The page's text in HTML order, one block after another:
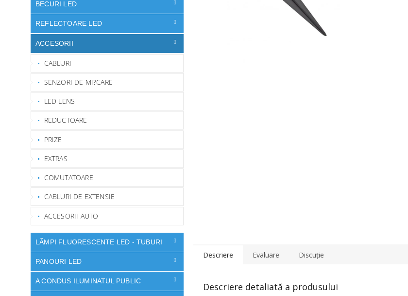
BECURI LED
REFLECTOARE LED
ACCESORII
CABLURI
SENZORI DE MI?CARE
LED LENS
REDUCTOARE
PRIZE
EXTRAS
COMUTATOARE
CABLURI DE EXTENSIE
ACCESORII AUTO
LÃMPI FLUORESCENTE LED - TUBURI
PANOURI LED
A CONDUS ILUMINATUL PUBLIC
Descriere Evaluare Discuţie
Descriere detaliată a produsului